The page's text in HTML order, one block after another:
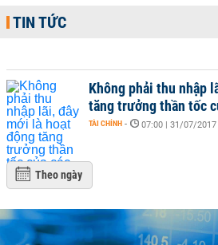
TIN TỨC
Không phải thu nhập
tăng trưởng thần tốc
TÀI CHÍNH - 07:00 | 31/07/2017
Theo ngày